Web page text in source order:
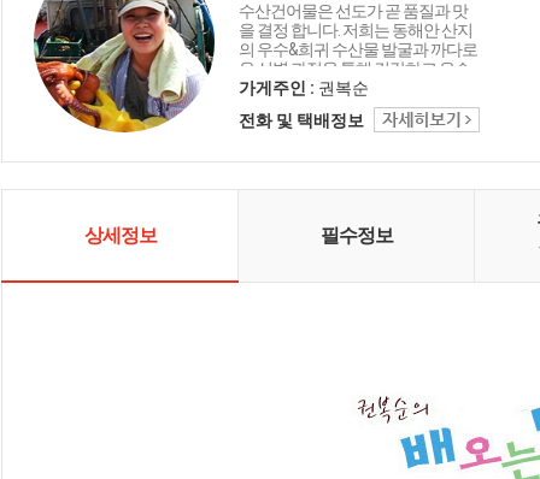
수산건어물은 선도가 곧 품질과 맛
을 결정 합니다. 저희는 동해안 산지
의 우수&희귀 수산물 발굴과 까다로
운 선별 과정을 통해 건강하고 우수
한 품질의상품만 소개하고 있습니
다. 또한 직생산을 통한 합리적인 가
격을 고객분들께 제시하여 품질로
가게주인 : 권복순
전화 및 택배정보
상세정보 필수정보